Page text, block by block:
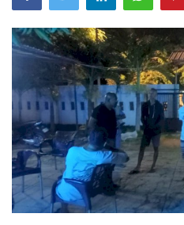
Mitra Polisi
Giat Ops
Polisi Kita